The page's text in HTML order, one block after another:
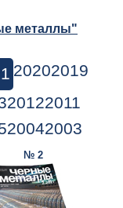
металлы"
20202019
20122011
20042003
№ 2